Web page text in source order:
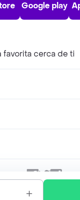
Google play
favorita cerca de ti
Facebook
Twitter
Rappi Inc. All rights